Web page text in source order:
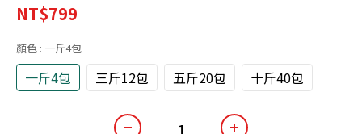
NT$799
顏色 : 一斤4包
一斤4包 三斤12包 五斤20包 十斤40包